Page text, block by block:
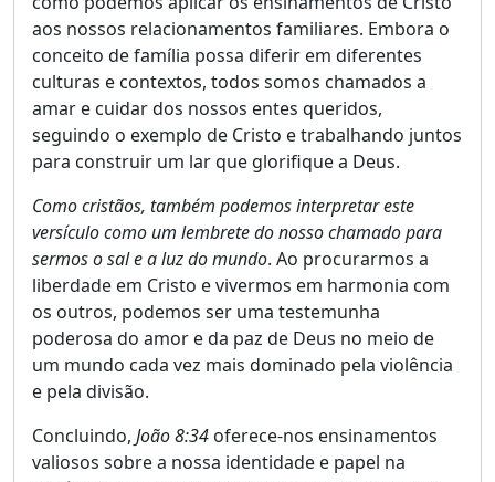
aos nossos relacionamentos familiares. Embora o
conceito de família possa diferir em diferentes
culturas e contextos, todos somos chamados a
amar e cuidar dos nossos entes queridos,
seguindo o exemplo de Cristo e trabalhando juntos
para construir um lar que glorifique a Deus.
Como cristãos, também podemos interpretar este
versículo como um lembrete do nosso chamado para
sermos o sal e a luz do mundo. Ao procurarmos a
liberdade em Cristo e vivermos em harmonia com
os outros, podemos ser uma testemunha
poderosa do amor e da paz de Deus no meio de
um mundo cada vez mais dominado pela violência
e pela divisão.
Concluindo, João 8:34 oferece-nos ensinamentos
valiosos sobre a nossa identidade e papel na